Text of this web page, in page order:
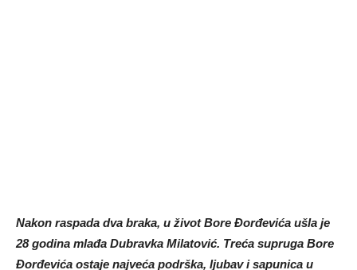
Nakon raspada dva braka, u život Bore Đorđevića ušla je
28 godina mlađa Dubravka Milatović. Treća supruga Bore
Đorđevića ostaje najveća podrška, ljubav i sapunica u